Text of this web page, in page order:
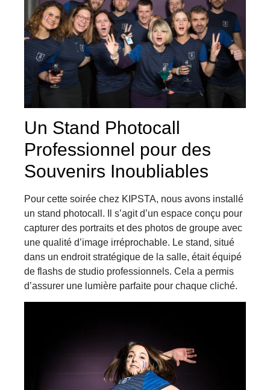
Un Stand Photocall
Professionnel pour des
Souvenirs Inoubliables
Pour cette soirée chez KIPSTA, nous avons installé
un stand photocall. Il s’agit d’un espace conçu pour
capturer des portraits et des photos de groupe avec
une qualité d’image irréprochable. Le stand, situé
dans un endroit stratégique de la salle, était équipé
de flashs de studio professionnels. Cela a permis
d’assurer une lumière parfaite pour chaque cliché.